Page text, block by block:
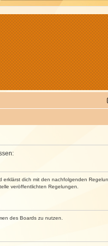
erklärst dich mit den nachfolgenden
veröffentlichten Regelungen.
des Boards zu nutzen.